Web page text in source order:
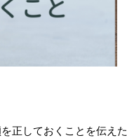
正しておくことを伝えた